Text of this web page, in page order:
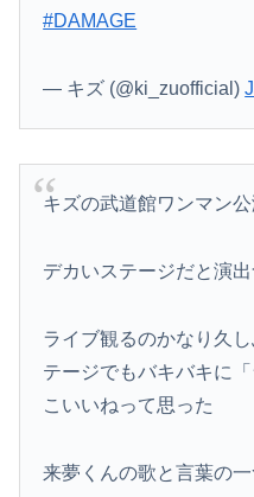
#DAMAGE
— キズ (@ki_zuofficial)
キズの武道館ワンマン
デカいステージだと演
ライブ観るのかなり久
テージでもバキバキに
こいいねって思った
来夢くんの歌と言葉の